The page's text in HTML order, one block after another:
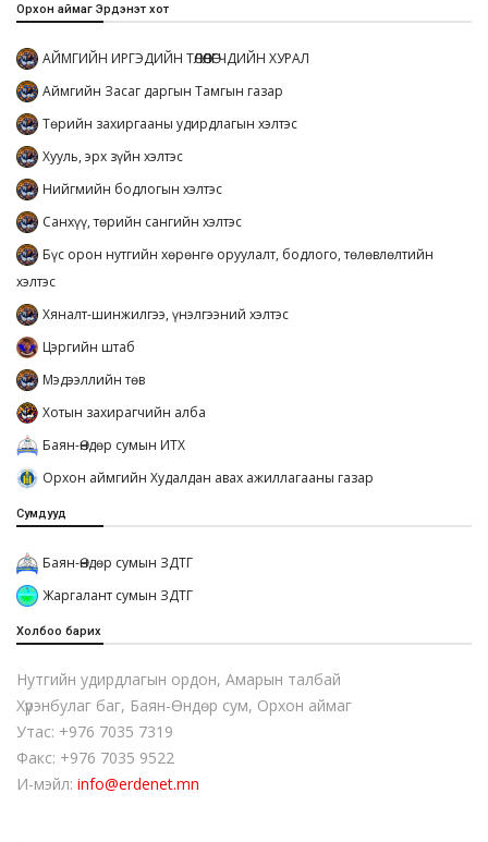
Орхон аймаг Эрдэнэт хот
АЙМГИЙН ИРГЭДИЙН ТӨЛӨӨЛӨГЧДИЙН ХУРАЛ
Аймгийн Засаг даргын Тамгын газар
Төрийн захиргааны удирдлагын хэлтэс
Хууль, эрх зүйн хэлтэс
Нийгмийн бодлогын хэлтэс
Санхүү, төрийн сангийн хэлтэс
Бүс орон нутгийн хөрөнгө оруулалт, бодлого, төлөвлөлтийн
хэлтэс
Хяналт-шинжилгээ, үнэлгээний хэлтэс
Цэргийн штаб
Мэдээллийн төв
Хотын захирагчийн алба
Баян-Өндөр сумын ИТХ
Орхон аймгийн Худалдан авах ажиллагааны газар
Сумдууд
Баян-Өндөр сумын ЗДТГ
Жаргалант сумын ЗДТГ
Холбоо барих
Нутгийн удирдлагын ордон, Амарын талбай
Хүрэнбулаг баг, Баян-Өндөр сум, Орхон аймаг
Утас: +976 7035 7319
Факс: +976 7035 9522
И-мэйл: info@erdenet.mn